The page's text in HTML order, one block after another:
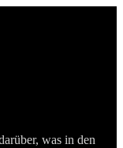
was in den